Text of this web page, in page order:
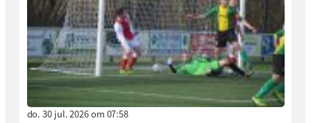
do. 30 jul. 2026 om 07:58